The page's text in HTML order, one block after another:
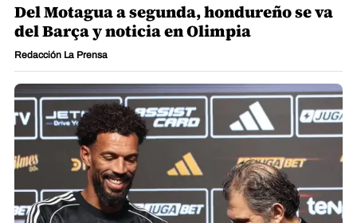
Del Motagua a segunda, hondureño se va
del Barça y noticia en Olimpia
Redacción La Prensa